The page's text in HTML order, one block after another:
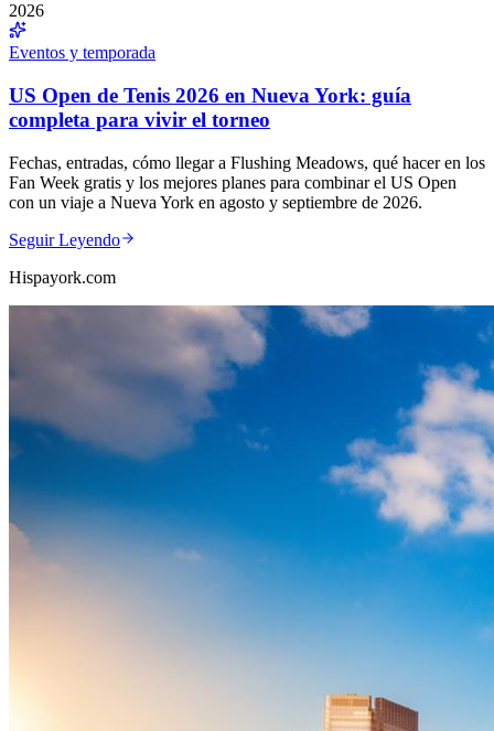
2026
Eventos y temporada
US Open de Tenis 2026 en Nueva York: guía
completa para vivir el torneo
Fechas, entradas, cómo llegar a Flushing Meadows, qué hacer en los
Fan Week gratis y los mejores planes para combinar el US Open
con un viaje a Nueva York en agosto y septiembre de 2026.
Seguir Leyendo
Hispayork.com